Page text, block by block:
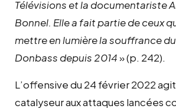
Télévisions et la documentariste
Bonnel. Elle a fait partie de ceux
mettre en lumière la souffrance
Donbass depuis 2014» (p. 242).
L’offensive du 24 février 2022
catalyseur aux attaques lancées